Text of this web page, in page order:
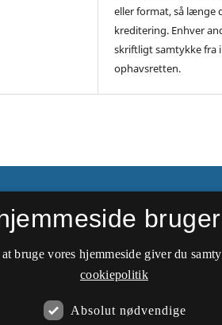
eller format, så længe
kreditering. Enhver
skriftligt samtykke fra
ophavsretten.
bruge vores hjemmeside giver du
cookiepolitik
Absolut nødvendige